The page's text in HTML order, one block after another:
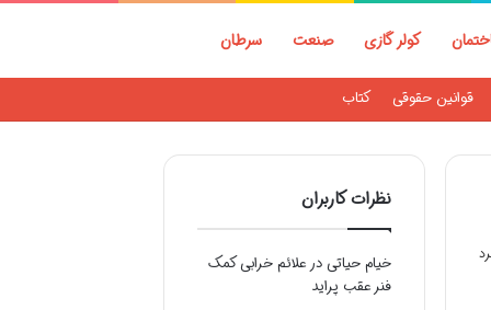
کولر گازی صنعت سرطان
قوانین حقوقی کتاب
نظرات کاربران
خیام حیاتیدر علائم خرابی کمک
فنر عقب پراید